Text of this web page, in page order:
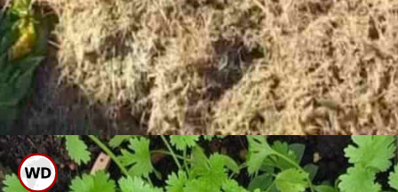
ಕಬ್ಬಿನ ಜಲ್ಲೆಯನ್ನು ಸ್ವಲ್ಪ ಒಣಗಿಸಿ ನಿಮ್ಮ